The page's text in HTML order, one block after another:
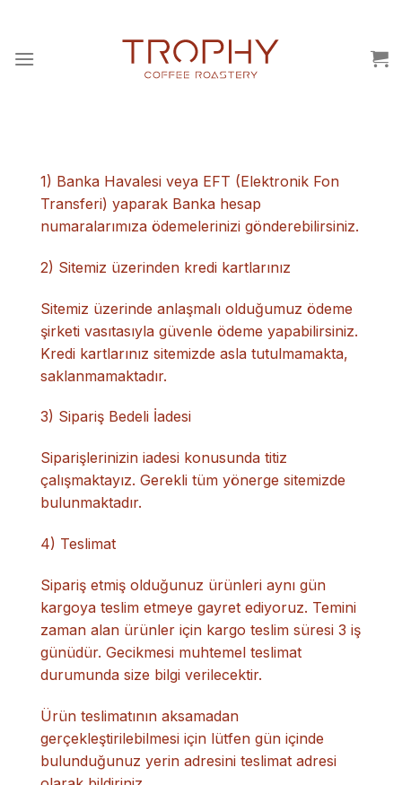
1) Banka Havalesi veya EFT (Elektronik Fon
Transferi) yaparak Banka hesap
numaralarımıza ödemelerinizi gönderebilirsiniz.
2) Sitemiz üzerinden kredi kartlarınız
Sitemiz üzerinde anlaşmalı olduğumuz ödeme
şirketi vasıtasıyla güvenle ödeme yapabilirsiniz.
Kredi kartlarınız sitemizde asla tutulmamakta,
saklanmamaktadır.
3) Sipariş Bedeli İadesi
Siparişlerinizin iadesi konusunda titiz
çalışmaktayız. Gerekli tüm yönerge sitemizde
bulunmaktadır.
4) Teslimat
Sipariş etmiş olduğunuz ürünleri aynı gün
kargoya teslim etmeye gayret ediyoruz. Temini
zaman alan ürünler için kargo teslim süresi 3 iş
günüdür. Gecikmesi muhtemel teslimat
durumunda size bilgi verilecektir.
Ürün teslimatının aksamadan
gerçekleştirilebilmesi için lütfen gün içinde
bulunduğunuz yerin adresini teslimat adresi